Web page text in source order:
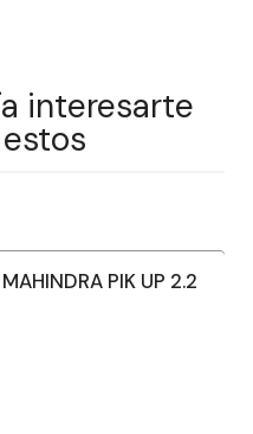
interesarte
PIK UP 2.2